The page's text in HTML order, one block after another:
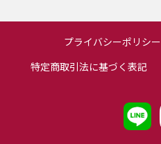
プライバシーポリシー
特定商取引法に基づく表記